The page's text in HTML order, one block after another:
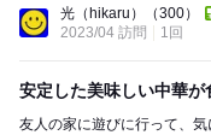
光（hikaru）
（300）
2023/04 訪問
1回
安定した美味しい中華
友人の家に遊びに行って、